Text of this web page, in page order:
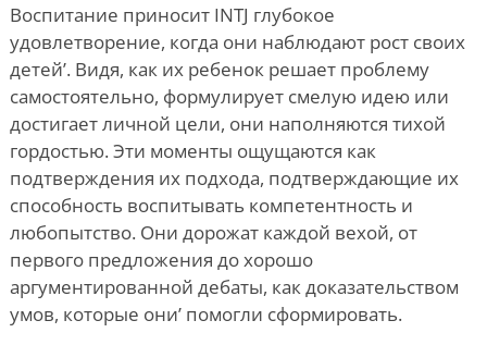
Воспитание приносит INTJ глубокое
удовлетворение, когда они наблюдают рост своих
детей’. Видя, как их ребенок решает проблему
самостоятельно, формулирует смелую идею или
достигает личной цели, они наполняются тихой
гордостью. Эти моменты ощущаются как
подтверждения их подхода, подтверждающие их
способность воспитывать компетентность и
любопытство. Они дорожат каждой вехой, от
первого предложения до хорошо
аргументированной дебаты, как доказательством
умов, которые они’ помогли сформировать.